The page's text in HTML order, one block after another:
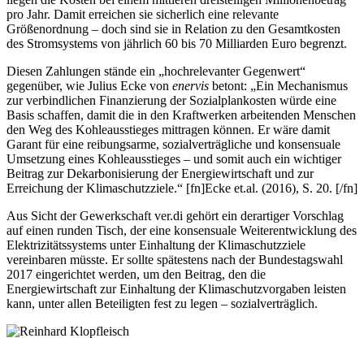
pro Jahr. Damit erreichen sie sicherlich eine relevante
Größenordnung – doch sind sie in Relation zu den Gesamtkosten
des Stromsystems von jährlich 60 bis 70 Milliarden Euro begrenzt.
Diesen Zahlungen stände ein „hochrelevanter Gegenwert“
gegenüber, wie Julius Ecke von enervis betont: „Ein Mechanismus
zur verbindlichen Finanzierung der Sozialplankosten würde eine
Basis schaffen, damit die in den Kraftwerken arbeitenden Menschen
den Weg des Kohleausstieges mittragen können. Er wäre damit
Garant für eine reibungsarme, sozialverträgliche und konsensuale
Umsetzung eines Kohleausstieges – und somit auch ein wichtiger
Beitrag zur Dekarbonisierung der Energiewirtschaft und zur
Erreichung der Klimaschutzziele.“ [fn]Ecke et.al. (2016), S. 20. [/fn]
Aus Sicht der Gewerkschaft ver.di gehört ein derartiger Vorschlag
auf einen runden Tisch, der eine konsensuale Weiterentwicklung des
Elektrizitätssystems unter Einhaltung der Klimaschutzziele
vereinbaren müsste. Er sollte spätestens nach der Bundestagswahl
2017 eingerichtet werden, um den Beitrag, den die
Energiewirtschaft zur Einhaltung der Klimaschutzvorgaben leisten
kann, unter allen Beteiligten fest zu legen – sozialverträglich.